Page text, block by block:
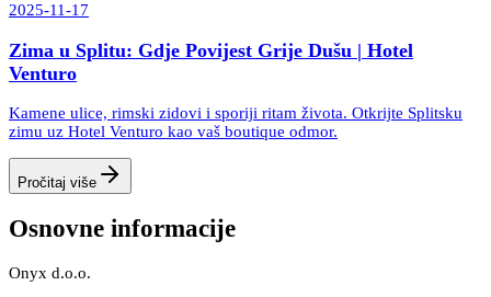
2025-11-17
Zima u Splitu: Gdje Povijest Grije Dušu | Hotel
Venturo
Kamene ulice, rimski zidovi i sporiji ritam života. Otkrijte Splitsku
zimu uz Hotel Venturo kao vaš boutique odmor.
Pročitaj više
Osnovne informacije
Onyx d.o.o.